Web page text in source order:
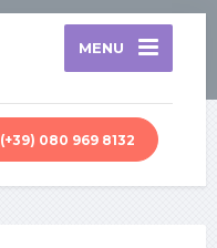
MENU
(+39) 080 969 8132